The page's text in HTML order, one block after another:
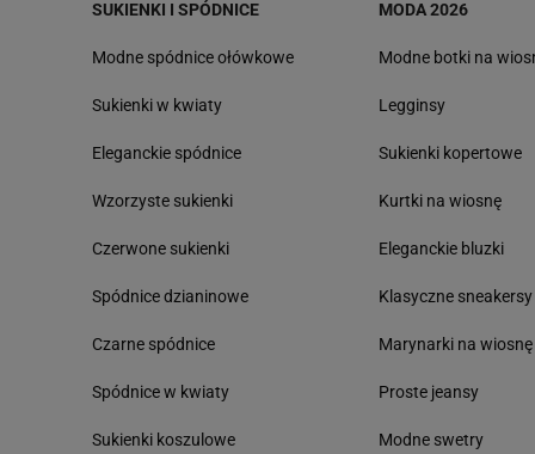
SUKIENKI I SPÓDNICE
Modne spódnice ołówkowe
Sukienki w kwiaty
Eleganckie spódnice
Wzorzyste sukienki
Czerwone sukienki
Spódnice dzianinowe
Czarne spódnice
Spódnice w kwiaty
Sukienki koszulowe
MODA 2026
Modne botki na
Legginsy
Sukienki kopertowe
Kurtki na wiosnę
Eleganckie bluzki
Klasyczne sneakersy
Marynarki na wiosnę
Proste jeansy
Modne swetry